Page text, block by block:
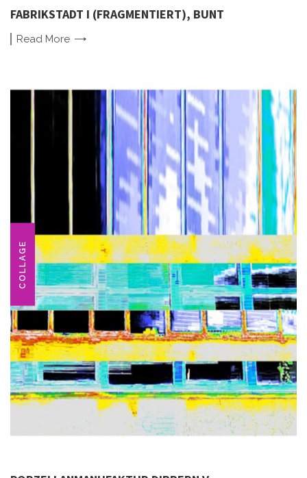
FABRIKSTADT I (FRAGMENTIERT), BUNT
Read More
COLLAGE